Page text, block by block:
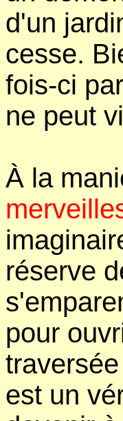
d'un
cesse.
fois-ci
ne peut
À la
réserve
pour
est un